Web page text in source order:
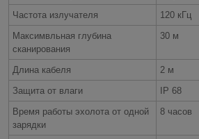
Частота излучателя
120 кГц
Максимвльная глубина
сканирования
30 м
Длина кабеля
2 м
Защита от влаги
IP 68
Время работы эхолота от одной
зарядки
8 часов